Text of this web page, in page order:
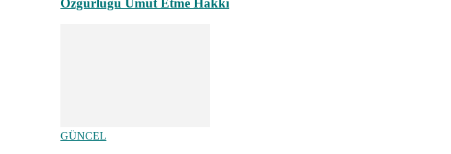
Özgürlüğü Umut Etme Hakkı
GÜNCEL